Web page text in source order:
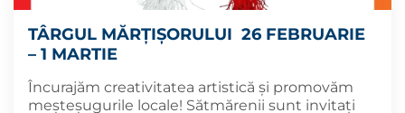
TÂRGUL MĂRȚIȘORULUI 26 FEBRUARIE
– 1 MARTIE
Încurajăm creativitatea artistică și promovăm
meșteșugurile locale! Sătmărenii sunt invitați